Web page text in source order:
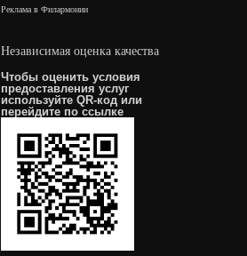
Реклама в Филармонии
Независимая оценка качества
Чтобы оценить условия
предоставления услуг
используйте QR-код или
перейдите по ссылке